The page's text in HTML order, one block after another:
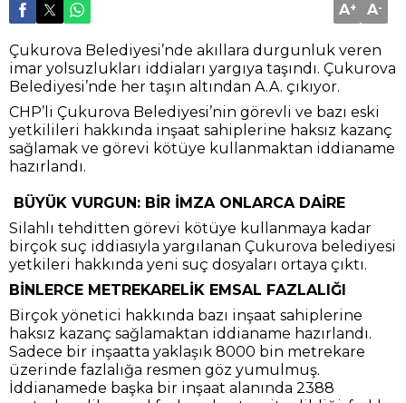
A+ A-
Çukurova Belediyesi’nde akıllara durgunluk veren
imar yolsuzlukları iddiaları yargıya taşındı. Çukurova
Belediyesi’nde her taşın altından A.A. çıkıyor.
CHP’li Çukurova Belediyesi’nin görevli ve bazı eski
yetkilileri hakkında inşaat sahiplerine haksız kazanç
sağlamak ve görevi kötüye kullanmaktan iddianame
hazırlandı.
BÜYÜK VURGUN: BİR İMZA ONLARCA DAİRE
Silahlı tehditten görevi kötüye kullanmaya kadar
birçok suç iddiasıyla yargılanan Çukurova belediyesi
yetkileri hakkında yeni suç dosyaları ortaya çıktı.
BİNLERCE METREKARELİK EMSAL FAZLALIĞI
Birçok yönetici hakkında bazı inşaat sahiplerine
haksız kazanç sağlamaktan iddianame hazırlandı.
Sadece bir inşaatta yaklaşık 8000 bin metrekare
üzerinde fazlalığa resmen göz yumulmuş.
İddianamede başka bir inşaat alanında 2388